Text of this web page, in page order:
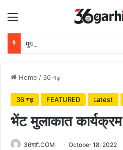
Menu
Home / 36 गढ़
36 गढ़ FEATURED Latest
भेंट मुलाकात कार्यक्रम
36गढ़ी.COM October 18, 2022